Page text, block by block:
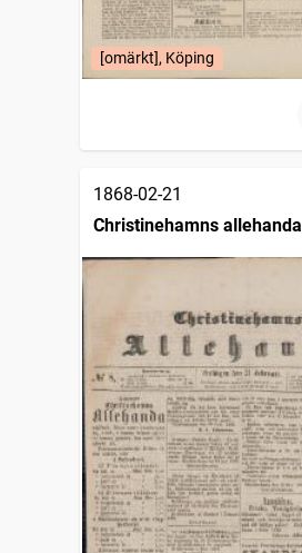
[omärkt], Köping
1868-02-21
Christinehamns allehanda